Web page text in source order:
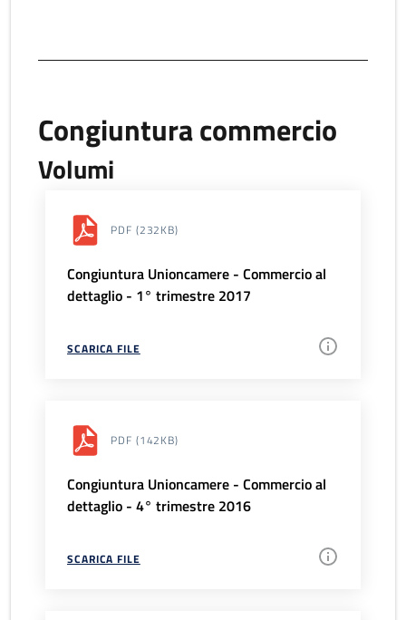
Congiuntura commercio
Volumi
PDF (232KB)
Congiuntura Unioncamere - Commercio al
dettaglio - 1° trimestre 2017
SCARICA FILE
PDF (142KB)
Congiuntura Unioncamere - Commercio al
dettaglio - 4° trimestre 2016
SCARICA FILE